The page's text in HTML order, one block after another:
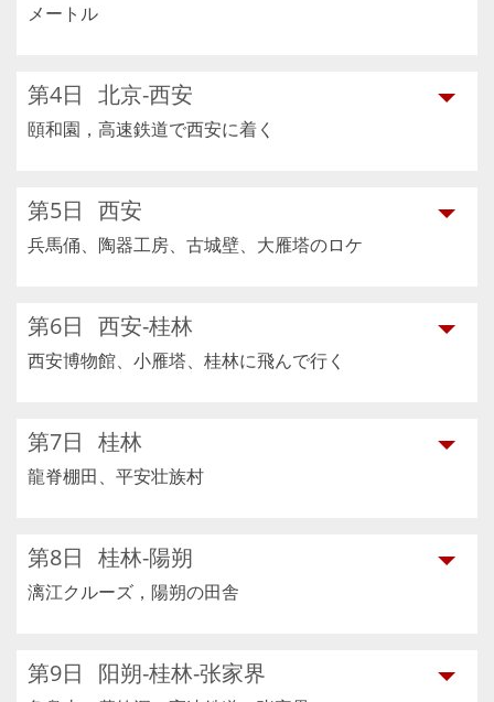
メートル
第4日 北京-西安
頤和園，高速鉄道で西安に着く
第5日 西安
兵馬俑、陶器工房、古城壁、大雁塔のロケ
第6日 西安-桂林
西安博物館、小雁塔、桂林に飛んで行く
第7日 桂林
龍脊棚田、平安壮族村
第8日 桂林-陽朔
漓江クルーズ，陽朔の田舎
第9日 阳朔-桂林-张家界